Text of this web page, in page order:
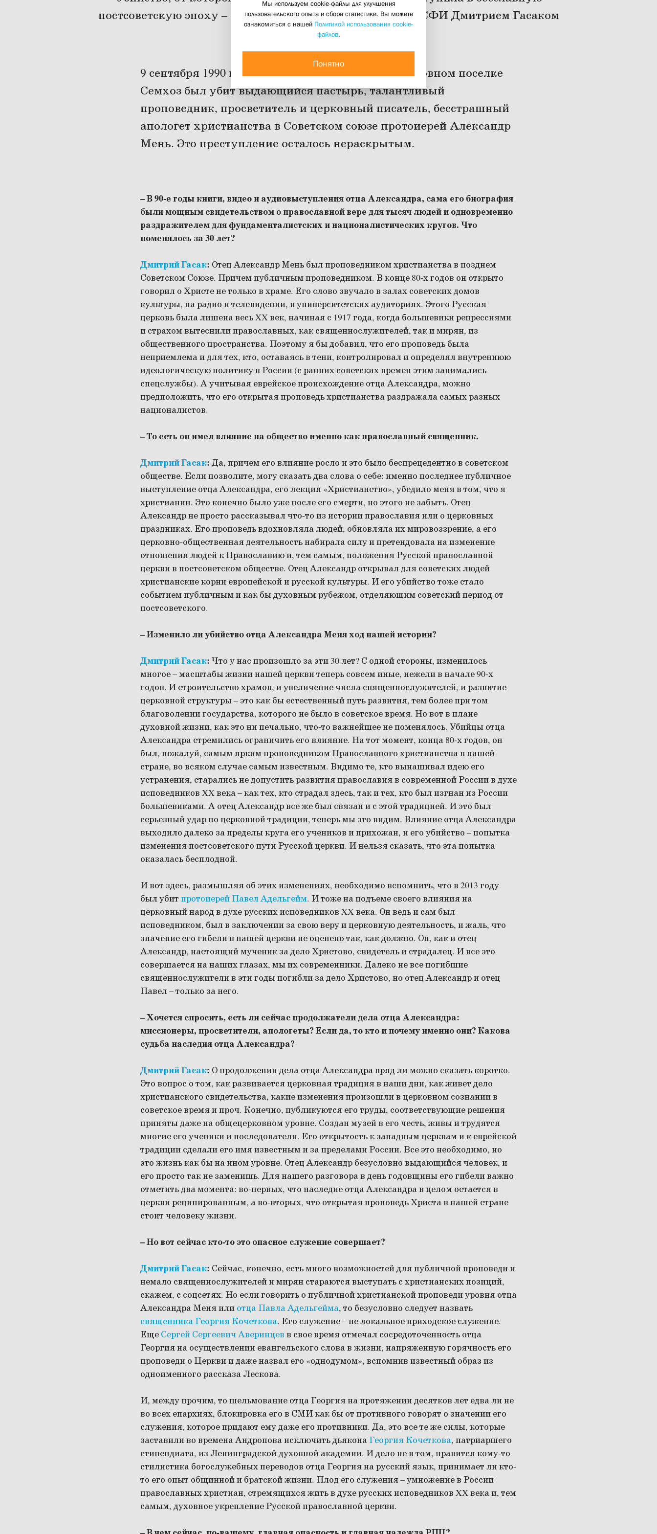
постсоветскую эпоху – интервью с первым проректором СФИ Дмитрием Гасаком
для «Русской планеты»
9 сентября 1990 года около 7 часов утра в подмосковном поселке
Семхоз был убит выдающийся пастырь, талантливый
проповедник, просветитель и церковный писатель, бесстрашный
апологет христианства в Советском союзе протоиерей Александр
Мень. Это преступление осталось нераскрытым.
– В 90-е годы книги, видео и аудиовыступления отца Александра, сама его биография
были мощным свидетельством о православной вере для тысяч людей и одновременно
раздражителем для фундаменталистских и националистических кругов. Что
поменялось за 30 лет?
Дмитрий Гасак: Отец Александр Мень был проповедником христианства в позднем
Советском Союзе. Причем публичным проповедником. В конце 80-х годов он открыто
говорил о Христе не только в храме. Его слово звучало в залах советских домов
культуры, на радио и телевидении, в университетских аудиториях. Этого Русская
церковь была лишена весь XX век, начиная с 1917 года, когда большевики репрессиями
и страхом вытеснили православных, как священнослужителей, так и мирян, из
общественного пространства. Поэтому я бы добавил, что его проповедь была
неприемлема и для тех, кто, оставаясь в тени, контролировал и определял внутреннюю
идеологическую политику в России (с ранних советских времен этим занимались
спецслужбы). А учитывая еврейское происхождение отца Александра, можно
предположить, что его открытая проповедь христианства раздражала самых разных
националистов.
– То есть он имел влияние на общество именно как православный священник.
Дмитрий Гасак: Да, причем его влияние росло и это было беспрецедентно в советском
обществе. Если позволите, могу сказать два слова о себе: именно последнее публичное
выступление отца Александра, его лекция «Христианство», убедило меня в том, что я
христианин. Это конечно было уже после его смерти, но этого не забыть. Отец
Александр не просто рассказывал что-то из истории православия или о церковных
праздниках. Его проповедь вдохновляла людей, обновляла их мировоззрение, а его
церковно-общественная деятельность набирала силу и претендовала на изменение
отношения людей к Православию и, тем самым, положения Русской православной
церкви в постсоветском обществе. Отец Александр открывал для советских людей
христианские корни европейской и русской культуры. И его убийство тоже стало
событием публичным и как бы духовным рубежом, отделяющим советский период от
постсоветского.
– Изменило ли убийство отца Александра Меня ход нашей истории?
Дмитрий Гасак: Что у нас произошло за эти 30 лет? С одной стороны, изменилось
многое – масштабы жизни нашей церкви теперь совсем иные, нежели в начале 90-х
годов. И строительство храмов, и увеличение числа священнослужителей, и развитие
церковной структуры – это как бы естественный путь развития, тем более при том
благоволении государства, которого не было в советское время. Но вот в плане
духовной жизни, как это ни печально, что-то важнейшее не поменялось. Убийцы отца
Александра стремились ограничить его влияние. На тот момент, конца 80-х годов, он
был, пожалуй, самым ярким проповедником Православного христианства в нашей
стране, во всяком случае самым известным. Видимо те, кто вынашивал идею его
устранения, старались не допустить развития православия в современной России в духе
исповедников XX века – как тех, кто страдал здесь, так и тех, кто был изгнан из России
большевиками. А отец Александр все же был связан и с этой традицией. И это был
серьезный удар по церковной традиции, теперь мы это видим. Влияние отца Александра
выходило далеко за пределы круга его учеников и прихожан, и его убийство – попытка
изменения постсоветского пути Русской церкви. И нельзя сказать, что эта попытка
оказалась бесплодной.
И вот здесь, размышляя об этих изменениях, необходимо вспомнить, что в 2013 году
был убит протоиерей Павел Адельгейм. И тоже на подъеме своего влияния на
церковный народ в духе русских исповедников XX века. Он ведь и сам был
исповедником, был в заключении за свою веру и церковную деятельность, и жаль, что
значение его гибели в нашей церкви не оценено так, как должно. Он, как и отец
Александр, настоящий мученик за дело Христово, свидетель и страдалец. И все это
совершается на наших глазах, мы их современники. Далеко не все погибшие
священнослужители в эти годы погибли за дело Христово, но отец Александр и отец
Павел – только за него.
– Хочется спросить, есть ли сейчас продолжатели дела отца Александра:
миссионеры, просветители, апологеты? Если да, то кто и почему именно они? Какова
судьба наследия отца Александра?
Дмитрий Гасак: О продолжении дела отца Александра вряд ли можно сказать коротко.
Это вопрос о том, как развивается церковная традиция в наши дни, как живет дело
христианского свидетельства, какие изменения произошли в церковном сознании в
советское время и проч. Конечно, публикуются его труды, соответствующие решения
приняты даже на общецерковном уровне. Создан музей в его честь, живы и трудятся
многие его ученики и последователи. Его открытость к западным церквам и к еврейской
традиции сделали его имя известным и за пределами России. Все это необходимо, но
это жизнь как бы на ином уровне. Отец Александр безусловно выдающийся человек, и
его просто так не заменишь. Для нашего разговора в день годовщины его гибели важно
отметить два момента: во-первых, что наследие отца Александра в целом остается в
церкви реципированным, а во-вторых, что открытая проповедь Христа в нашей стране
стоит человеку жизни.
– Но вот сейчас кто-то это опасное служение совершает?
Дмитрий Гасак: Сейчас, конечно, есть много возможностей для публичной проповеди и
немало священнослужителей и мирян стараются выступать с христианских позиций,
скажем, с соцсетях. Но если говорить о публичной христианской проповеди уровня отца
Александра Меня или отца Павла Адельгейма, то безусловно следует назвать
священника Георгия Кочеткова. Его служение – не локальное приходское служение.
Еще Сергей Сергеевич Аверинцев в свое время отмечал сосредоточенность отца
Георгия на осуществлении евангельского слова в жизни, напряженную горячность его
проповеди о Церкви и даже назвал его «однодумом», вспомнив известный образ из
одноименного рассказа Лескова.
И, между прочим, то шельмование отца Георгия на протяжении десятков лет едва ли не
во всех епархиях, блокировка его в СМИ как бы от противного говорят о значении его
служения, которое придают ему даже его противники. Да, это все те же силы, которые
заставили во времена Андропова исключить дьякона Георгия Кочеткова, патриаршего
стипендиата, из Ленинградской духовной академии. И дело не в том, нравится кому-то
стилистика богослужебных переводов отца Георгия на русский язык, принимает ли кто-
то его опыт общинной и братской жизни. Плод его служения – умножение в России
православных христиан, стремящихся жить в духе русских исповедников XX века и, тем
самым, духовное укрепление Русской православной церкви.
Мы используем cookie-файлы для улучшения
пользовательского опыта и сбора статистики. Вы можете
ознакомиться с нашей Политикой использования cookie-
файлов.
Понятно